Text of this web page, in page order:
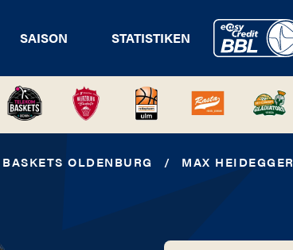
SAISON STATISTIKEN
BASKETS OLDENBURG / MAX HEIDEGGER